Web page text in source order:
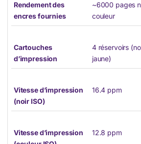
Rendement des
encres fournies
~6000 pages
couleur
Cartouches
d’impression
4 réservoirs
jaune)
Vitesse d’impression
(noir ISO)
16.4 ppm
Vitesse d’impression
12.8 ppm